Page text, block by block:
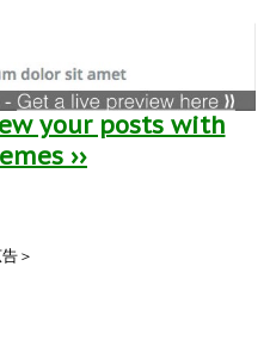
your posts with
››
＞